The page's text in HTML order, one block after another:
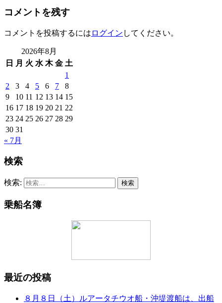
コメントを残す
コメントを投稿するには ログイン してください。
2026年8月
日
月 火 水 木 金 土
1
2
3 4 5 6 7
8
9
10 11 12 13 14 15
16 17 18 19 20 21 22
23 24 25 26 27 28 29
30 31
« 7月
検索
検索:
乗船名簿
最近の投稿
８月８日（土）ルアータチウオ船・沖堤渡船は、出船